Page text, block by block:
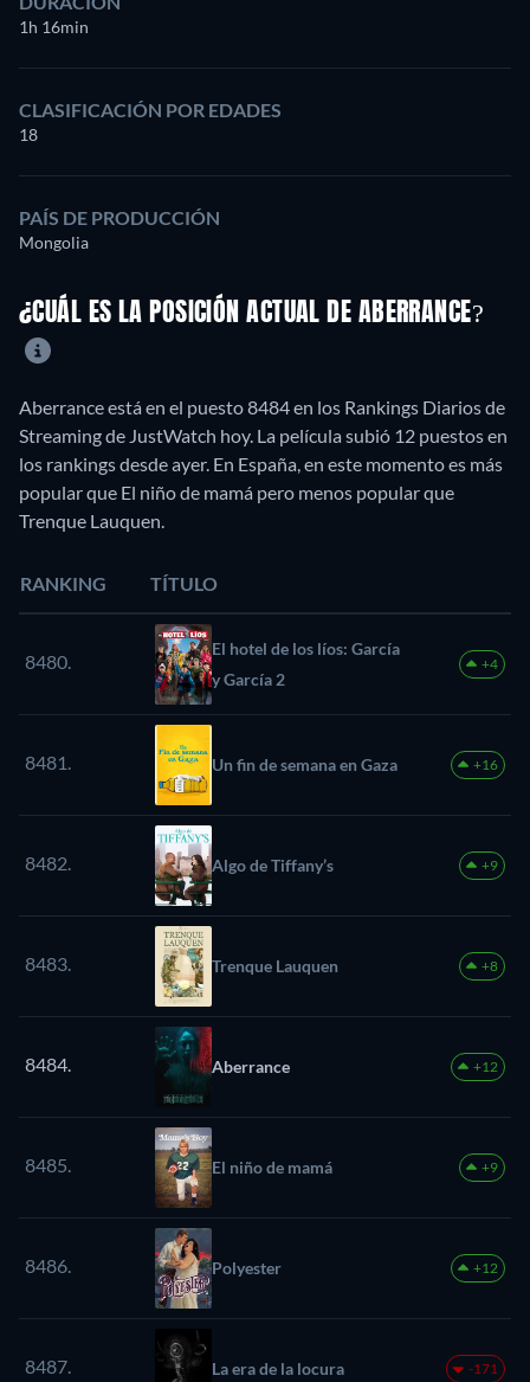
1h 16min
CLASIFICACIÓN POR EDADES
18
PAÍS DE PRODUCCIÓN
Mongolia
¿CUÁL ES LA POSICIÓN ACTUAL DE ABERRANCE?
Aberrance está en el puesto 8484 en los Rankings Diarios de
Streaming de JustWatch hoy. La película subió 12 puestos en
los rankings desde ayer. En España, en este momento es más
popular que El niño de mamá pero menos popular que
Trenque Lauquen.
RANKING TÍTULO
8480.
El hotel de los líos: García
y García 2
+4
8481. Un fin de semana en Gaza +16
8482. Algo de Tiffany’s +9
8483. Trenque Lauquen +8
8484. Aberrance +12
8485. El niño de mamá +9
8486. Polyester +12
8487. La era de la locura -171